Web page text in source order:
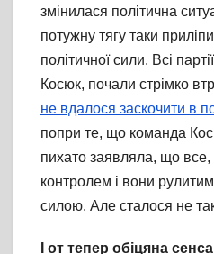
змінилася політична
потужну тягу таки
політичної сили. Всі
Косюк, почали стрімко
не вдалося заскочити в
попри те, що команда
пихато заявляла, що все,
контролем і вони
силою. Але сталося не
І от тепер обіцяна